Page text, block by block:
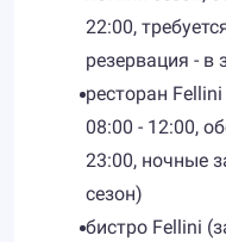
22:00,
резервация - в
ресторан
08:00 - 12:00,
23:00, ночные
сезон)
бистро Fellini